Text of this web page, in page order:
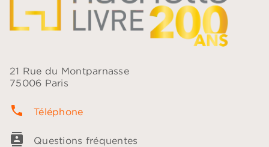
21 Rue du Montparnasse
75006 Paris
phone Téléphone
contacts Questions fréquentes